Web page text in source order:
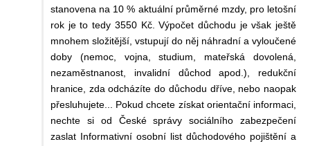
stanovena na 10 % aktuální průměrné mzdy, pro letošní
rok je to tedy 3550 Kč. Výpočet důchodu je však ještě
mnohem složitější, vstupují do něj náhradní a vyloučené
doby (nemoc, vojna, studium, mateřská dovolená,
nezaměstnanost, invalidní důchod apod.), redukční
hranice, zda odcházíte do důchodu dříve, nebo naopak
přesluhujete... Pokud chcete získat orientační informaci,
nechte si od České správy sociálního zabezpečení
zaslat Informativní osobní list důchodového pojištění a